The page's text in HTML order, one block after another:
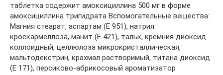
таблетка содержит амоксициллина 500 мг в форме
амоксициллина тригидрата Вспомогательные вещества:
Магния стеарат, аспартам (Е 951), натрия
кроскармеллоза, манит (Е 421), тальк, кремния диоксид
коллоидный, целлюлоза микрокристаллическая,
мальтодекстрин, крахмал растворимый, титана диоксид
(Е 171), персиково-абрикосовый ароматизатор